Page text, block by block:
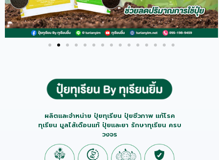
ผลิตและจำหน่าย ปุ๋ยทุเรียน ปุ๋ยชีวภาพ แก้โรค
ทุเรียน มูลไส้เดือนแท้ ปุ๋ยและยา รักษาทุเรียน ครบ
วงจร